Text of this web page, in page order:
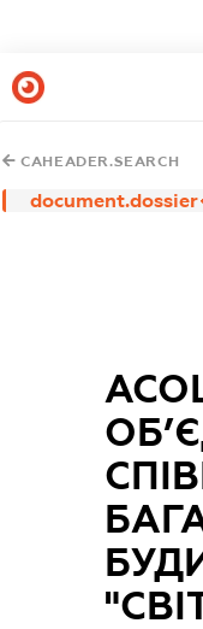
CAHEADER.SEARCH
document.dossier